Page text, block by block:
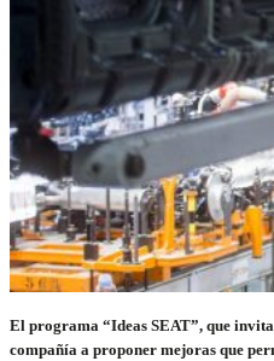
El programa “Ideas SEAT”, que
compañía a proponer mejoras que